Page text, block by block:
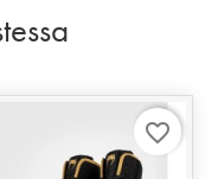
favorite_border